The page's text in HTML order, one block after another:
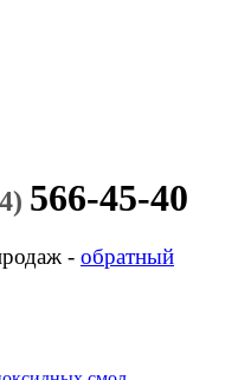
566-45-40
- обратный